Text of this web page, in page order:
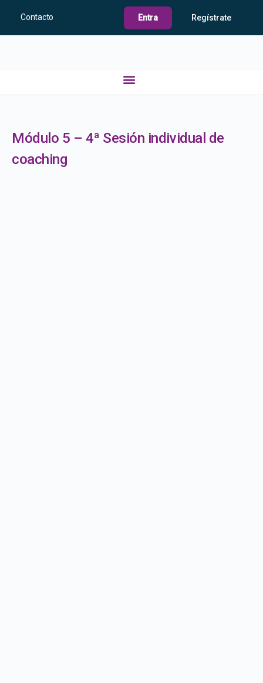
Contacto Entra Regístrate
Módulo 5 – 4ª Sesión individual de
coaching